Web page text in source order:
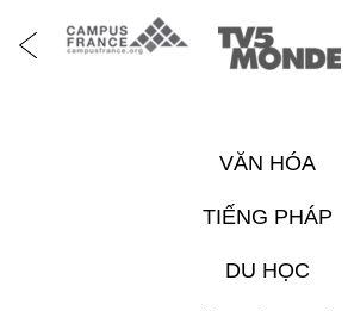
VĂN HÓA
TIẾNG PHÁP
DU HỌC